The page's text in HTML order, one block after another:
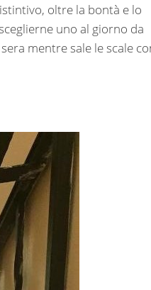
oltre la bontà e lo
uno al giorno da
mentre sale le scale